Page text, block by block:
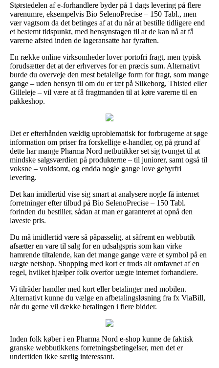
Størstedelen af e-forhandlere byder på 1 dags levering på flere
varenumre, eksempelvis Bio SelenoPrecise – 150 Tabl., men
vær vagtsom da det betinges af at du når at bestille tidligere end
et bestemt tidspunkt, med hensynstagen til at de kan nå at få
varerne afsted inden de lageransatte har fyraften.
En række online virksomheder lover portofri fragt, men typisk
forudsætter det at der erhverves for en præcis sum. Alternativt
burde du overveje den mest betalelige form for fragt, som mange
gange – uden hensyn til om du er tæt på Silkeborg, Thisted eller
Gilleleje – vil være at få fragtmanden til at køre varerne til en
pakkeshop.
Det er efterhånden vældig uproblematisk for forbrugerne at søge
information om priser fra forskellige e-handler, og på grund af
dette har mange Pharma Nord netbutikker set sig tvunget til at
mindske salgsværdien på produkterne – til juniorer, samt også til
voksne – voldsomt, og endda nogle gange love gebyrfri
levering.
Det kan imidlertid vise sig smart at analysere nogle få internet
forretninger efter tilbud på Bio SelenoPrecise – 150 Tabl.
forinden du bestiller, sådan at man er garanteret at opnå den
laveste pris.
Du må imidlertid være så påpasselig, at såfremt en webbutik
afsætter en vare til salg for en udsalgspris som kan virke
hamrende tiltalende, kan det mange gange være et symbol på en
uægte netshop. Shopping med kort er trods alt omfavnet af en
regel, hvilket hjælper folk overfor uægte internet forhandlere.
Vi tilråder handler med kort eller betalinger med mobilen.
Alternativt kunne du vælge en afbetalingsløsning fra fx ViaBill,
når du gerne vil dække betalingen i flere bidder.
Inden folk køber i en Pharma Nord e-shop kunne de faktisk
granske webbutikkens forretningsbetingelser, men det er
undertiden ikke særlig interessant.